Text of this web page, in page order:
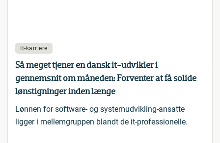
It-karriere
Så meget tjener en dansk it-udvikler i
gennemsnit om måneden: Forventer at få solide
lønstigninger inden længe
Lønnen for software- og systemudvikling-ansatte
ligger i mellemgruppen blandt de it-professionelle.